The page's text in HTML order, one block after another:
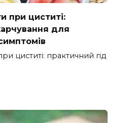
при циститі:
для
циститі: практичний гід